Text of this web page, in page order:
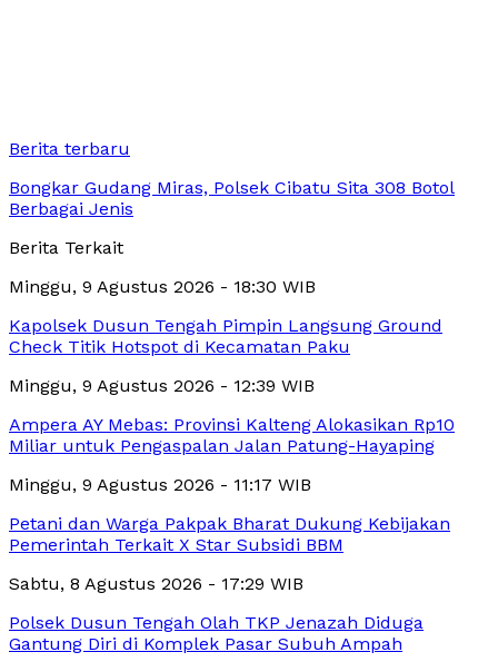
Berita terbaru
Bongkar Gudang Miras, Polsek Cibatu Sita 308 Botol
Berbagai Jenis
Berita Terkait
Minggu, 9 Agustus 2026 - 18:30 WIB
Kapolsek Dusun Tengah Pimpin Langsung Ground
Check Titik Hotspot di Kecamatan Paku
Minggu, 9 Agustus 2026 - 12:39 WIB
Ampera AY Mebas: Provinsi Kalteng Alokasikan Rp10
Miliar untuk Pengaspalan Jalan Patung-Hayaping
Minggu, 9 Agustus 2026 - 11:17 WIB
Petani dan Warga Pakpak Bharat Dukung Kebijakan
Pemerintah Terkait X Star Subsidi BBM
Sabtu, 8 Agustus 2026 - 17:29 WIB
Polsek Dusun Tengah Olah TKP Jenazah Diduga
Gantung Diri di Komplek Pasar Subuh Ampah